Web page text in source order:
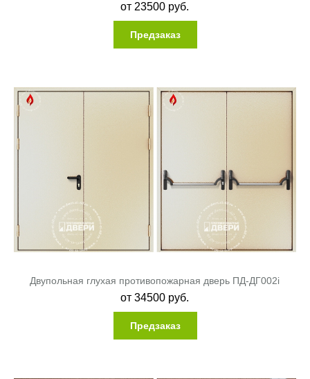
от 23500 руб.
Предзаказ
Двупольная глухая противопожарная дверь ПД-ДГ002i
от34500 руб.
Предзаказ